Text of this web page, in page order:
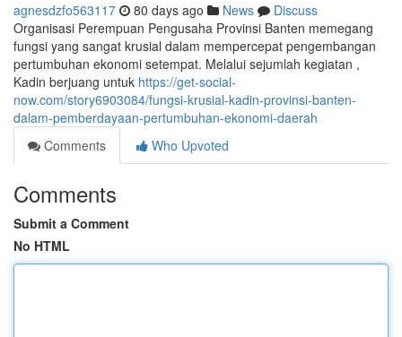
agnesdzfo563117 80 days ago News
Discuss
Organisasi Perempuan Pengusaha Provinsi Banten memegang
fungsi yang sangat krusial dalam mempercepat pengembangan
pertumbuhan ekonomi setempat. Melalui sejumlah kegiatan ,
Kadin berjuang untuk https://get-social-
now.com/story6903084/fungsi-krusial-kadin-provinsi-banten-
dalam-pemberdayaan-pertumbuhan-ekonomi-daerah
Comments
Who Upvoted
Comments
Submit a Comment
No HTML